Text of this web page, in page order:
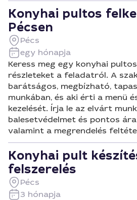
Konyhai pultos
Pécsen
Pécs
egy hónapja
Keress meg egy konyhai
részleteket a feladatról. A
barátságos, megbízható,
munkában, és aki érti a menü
kezelését. Írja le az elvárt
balesetvédelmet és pontos
valamint a megrendelés
Konyhai pult
felszerelés
Pécs
3 hónapja